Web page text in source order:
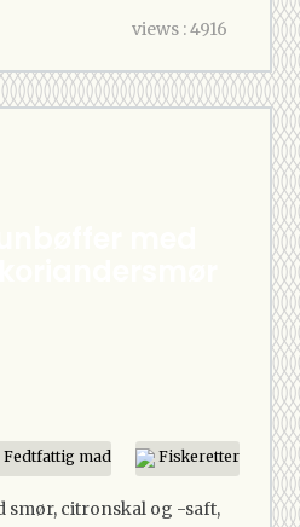
views : 4916
Fedtfattig mad Fiskeretter
smør, citronskal og -saft,